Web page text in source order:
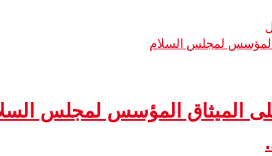
الميثاق المؤسس لمجلس